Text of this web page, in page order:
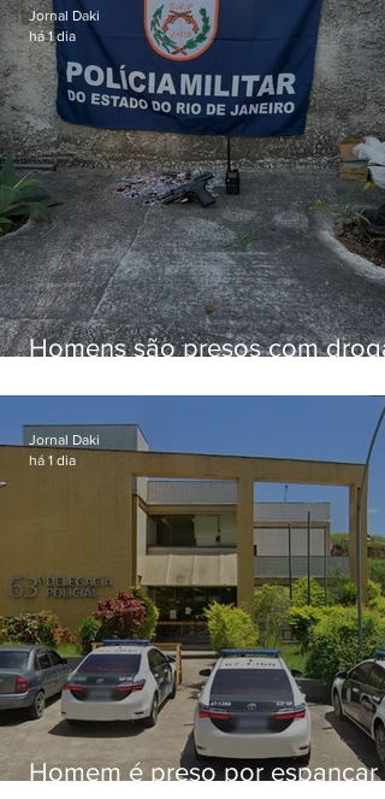
Homens são presos com
Jornal Daki
há 1 dia
Homem é preso por espancar
Jornal Daki
há 1 dia